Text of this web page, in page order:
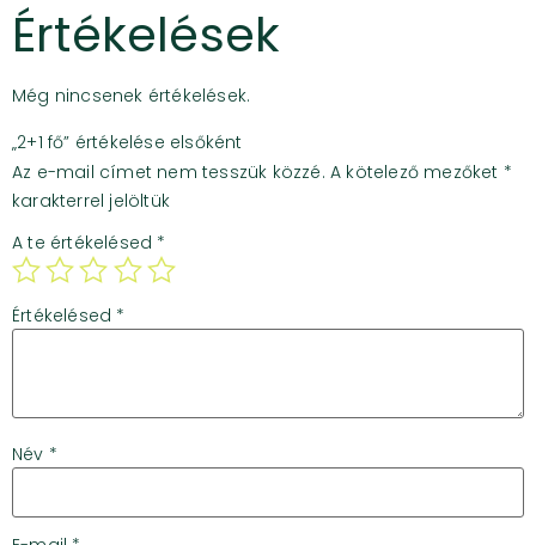
Értékelések
Még nincsenek értékelések.
„2+1 fő” értékelése elsőként
Az e-mail címet nem tesszük közzé. A kötelező mezőket *
karakterrel jelöltük
A te értékelésed *
Értékelésed *
Név *